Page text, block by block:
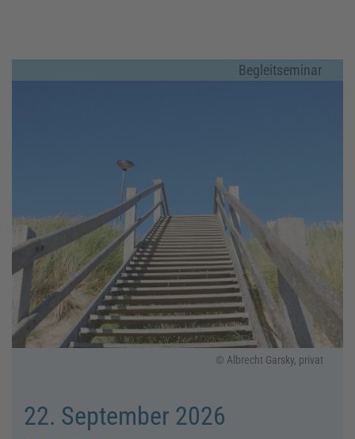
Begleitseminar
© Albrecht Garsky, privat
22. September 2026